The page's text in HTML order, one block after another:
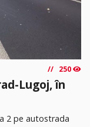
250
Lugoj, în
2 pe autostrada